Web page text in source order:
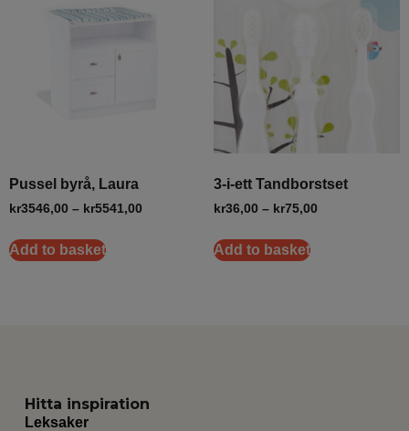
Pussel byrå, Laura
kr3546,00 – kr5541,00
Add to basket
3-i-ett Tandborstset
kr36,00 – kr75,00
Add to basket
Hitta inspiration
Leksaker